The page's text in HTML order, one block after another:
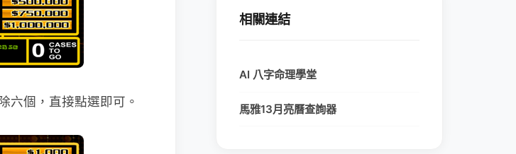
六個，直接點選即可。
相關連結
AI 八字命理學堂
馬雅13月亮曆查詢器